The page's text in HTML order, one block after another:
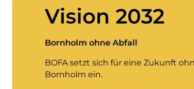
Vision 2032
Bornholm ohne Abfall
BOFA setzt sich für eine Zukunft
Bornholm ein.